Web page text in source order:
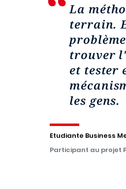
La
terrain.
trouver
et tester
les gens.
Etudiante Business
Participant au projet